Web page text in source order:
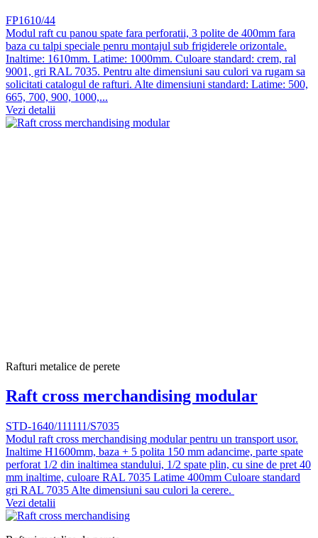
FP1610/44
Modul raft cu panou spate fara perforatii, 3 polite de 400mm fara
baza cu talpi speciale penru montajul sub frigiderele orizontale.
Inaltime: 1610mm. Latime: 1000mm. Culoare standard: crem, ral
9001, gri RAL 7035. Pentru alte dimensiuni sau culori va rugam sa
solicitati catalogul de rafturi. Alte dimensiuni standard: Latime: 500,
665, 700, 900, 1000,...
Vezi detalii
Rafturi metalice de perete
Raft cross merchandising modular
STD-1640/111111/S7035
Modul raft cross merchandising modular pentru un transport usor.
Inaltime H1600mm, baza + 5 polita 150 mm adancime, parte spate
perforat 1/2 din inaltimea standului, 1/2 spate plin, cu sine de pret 40
mm inaltime, culoare RAL 7035 Latime 400mm Culoare standard
gri RAL 7035 Alte dimensiuni sau culori la cerere.
Vezi detalii